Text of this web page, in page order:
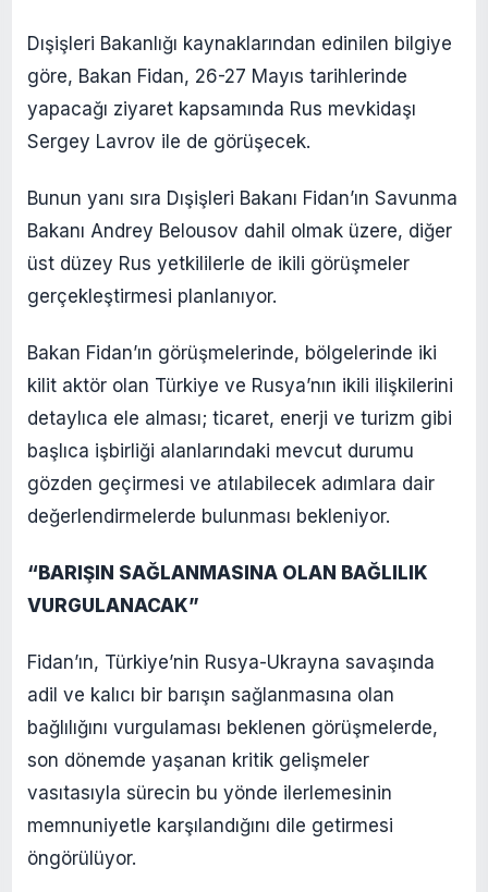
Dışişleri Bakanlığı kaynaklarından edinilen bilgiye
göre, Bakan Fidan, 26-27 Mayıs tarihlerinde
yapacağı ziyaret kapsamında Rus mevkidaşı
Sergey Lavrov ile de görüşecek.
Bunun yanı sıra Dışişleri Bakanı Fidan’ın Savunma
Bakanı Andrey Belousov dahil olmak üzere, diğer
üst düzey Rus yetkililerle de ikili görüşmeler
gerçekleştirmesi planlanıyor.
Bakan Fidan’ın görüşmelerinde, bölgelerinde iki
kilit aktör olan Türkiye ve Rusya’nın ikili ilişkilerini
detaylıca ele alması; ticaret, enerji ve turizm gibi
başlıca işbirliği alanlarındaki mevcut durumu
gözden geçirmesi ve atılabilecek adımlara dair
değerlendirmelerde bulunması bekleniyor.
“BARIŞIN SAĞLANMASINA OLAN BAĞLILIK
VURGULANACAK”
Fidan’ın, Türkiye’nin Rusya-Ukrayna savaşında
adil ve kalıcı bir barışın sağlanmasına olan
bağlılığını vurgulaması beklenen görüşmelerde,
son dönemde yaşanan kritik gelişmeler
vasıtasıyla sürecin bu yönde ilerlemesinin
memnuniyetle karşılandığını dile getirmesi
öngörülüyor.